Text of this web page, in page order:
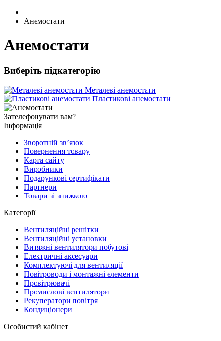
Анемостати
Анемостати
Виберіть підкатегорію
Металеві анемостати
Пластикові анемостати
Зателефонувати вам?
Інформація
Зворотній зв’язок
Повернення товару
Карта сайту
Виробники
Подарункові сертифікати
Партнери
Товари зі знижкою
Категорії
Вентиляційні решітки
Вентиляційні установки
Витяжні вентилятори побутові
Електричні аксесуари
Комплектуючі для вентиляції
Повітроводи і монтажні елементи
Провітрювачі
Промислові вентилятори
Рекуператори повітря
Кондиціонери
Особистий кабінет